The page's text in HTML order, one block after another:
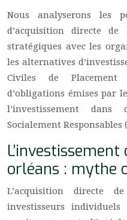
Nous analyserons les
d’acquisition directe
stratégiques avec les
les alternatives
Civiles de Placement
d’obligations émises par
l’investissement dans
Socialement Responsables
orléans : mythe
L’acquisition directe
investisseurs